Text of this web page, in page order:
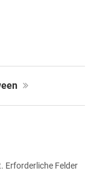
Erforderliche Felder